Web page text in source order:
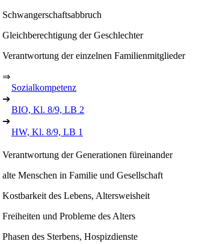
Schwangerschaftsabbruch
Gleichberechtigung der Geschlechter
Verantwortung der einzelnen Familienmitglieder
⇒
Sozialkompetenz
➔
BIO, Kl. 8/9, LB 2
➔
HW, Kl. 8/9, LB 1
Verantwortung der Generationen füreinander
alte Menschen in Familie und Gesellschaft
Kostbarkeit des Lebens, Altersweisheit
Freiheiten und Probleme des Alters
Phasen des Sterbens, Hospizdienste